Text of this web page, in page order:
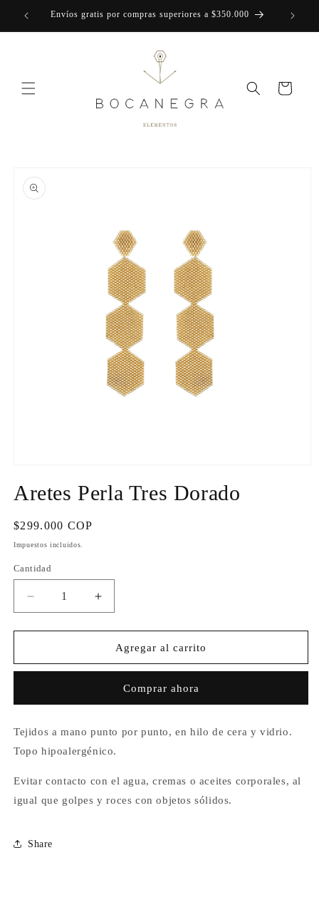
directamenteEnvíos gratis por compras superiores a $350.000
Carrito
a la
información
multimedia
1
una
ventana
modal
Aretes Perla Tres Dorado
Precio
habitual
$299.000 COP
Impuestos incluidos.
Cantidad
Cantidad
Reducir
cantidad
para
Perla
Aumentar
cantidad
para
Aretes
Perla
Dorado
Agregar al carrito
Comprar ahora
Tejidos a mano punto por punto, en hilo de cera y vidrio.
Topo hipoalergénico.
Evitar contacto con el agua, cremas o aceites corporales, al
igual que golpes y roces con objetos sólidos.
Share